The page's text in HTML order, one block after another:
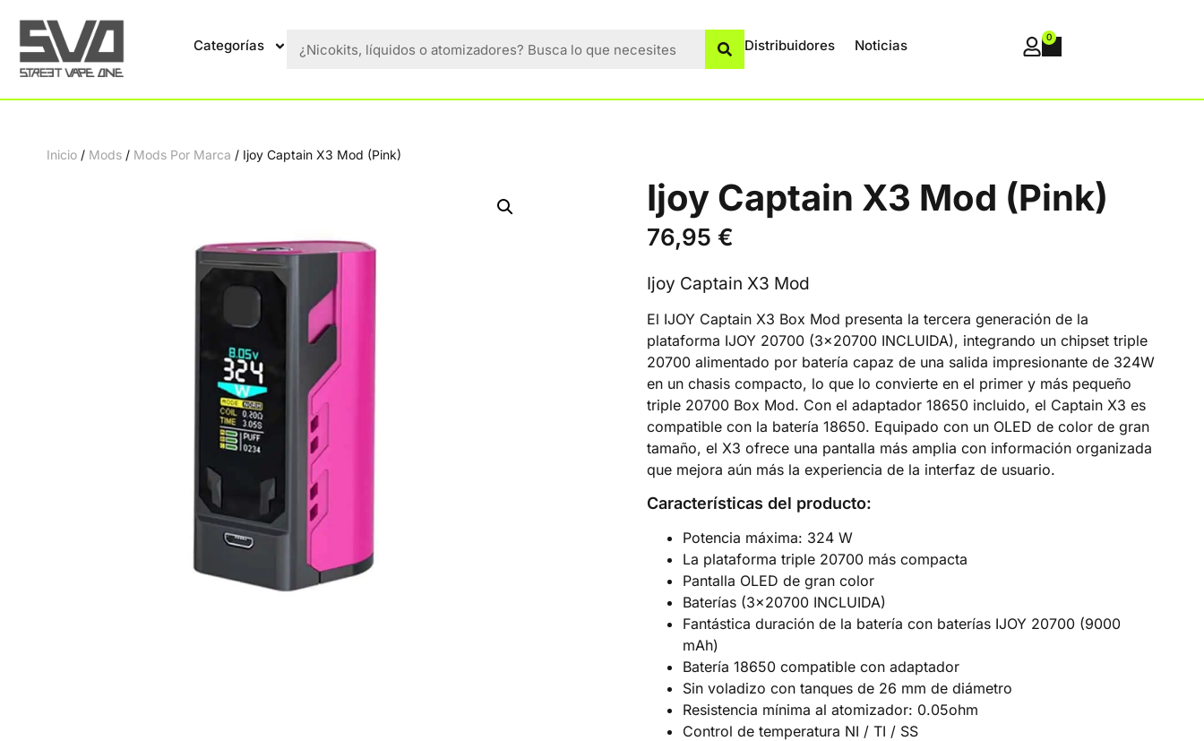
Categorías Distribuidores Noticias 0
Inicio / Mods / Mods Por Marca / Ijoy Captain X3 Mod (Pink)
Ijoy Captain X3 Mod (Pink)
76,95 €
Ijoy Captain X3 Mod
El IJOY Captain X3 Box Mod presenta la tercera generación de la
plataforma IJOY 20700 (3×20700 INCLUIDA), integrando un chipset triple
20700 alimentado por batería capaz de una salida impresionante de 324W
en un chasis compacto, lo que lo convierte en el primer y más pequeño
triple 20700 Box Mod. Con el adaptador 18650 incluido, el Captain X3 es
compatible con la batería 18650. Equipado con un OLED de color de gran
tamaño, el X3 ofrece una pantalla más amplia con información organizada
que mejora aún más la experiencia de la interfaz de usuario.
Características del producto:
Potencia máxima: 324 W
La plataforma triple 20700 más compacta
Pantalla OLED de gran color
Baterías (3×20700 INCLUIDA)
Fantástica duración de la batería con baterías IJOY 20700 (9000
mAh)
Batería 18650 compatible con adaptador
Sin voladizo con tanques de 26 mm de diámetro
Resistencia mínima al atomizador: 0.05ohm
Control de temperatura NI / TI / SS